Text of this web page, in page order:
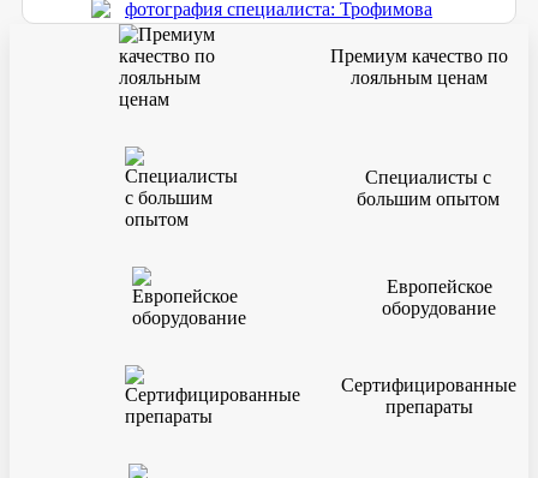
Премиум качество по
лояльным ценам
Специалисты с
большим опытом
Европейское
оборудование
Сертифицированные
препараты